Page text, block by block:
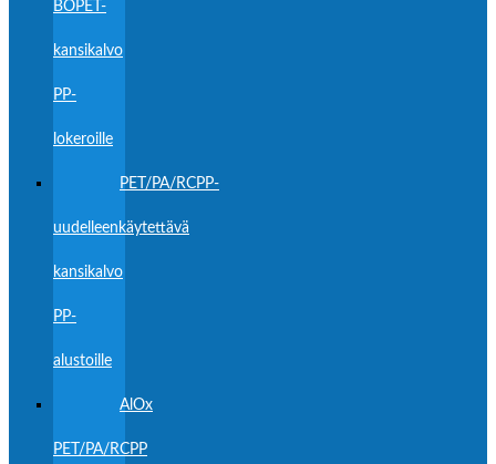
BOPET-
kansikalvo
PP-
lokeroille
PET/PA/RCPP-
uudelleenkäytettävä
kansikalvo
PP-
alustoille
AlOx
PET/PA/RCPP